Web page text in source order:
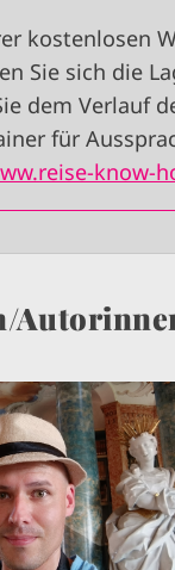
kostenlosen
Sie sich die
dem Verlauf
für
know-